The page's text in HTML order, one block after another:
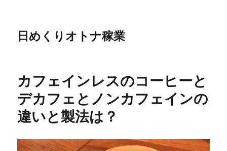
日めくりオトナ稼業
カフェインレスのコーヒーと
デカフェとノンカフェインの
違いと製法は？